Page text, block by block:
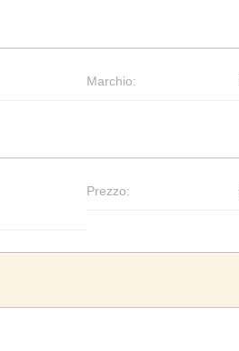
Marchio:
Prezzo: